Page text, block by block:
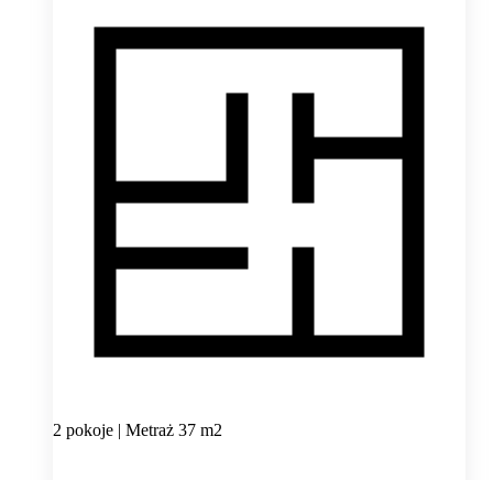
2 pokoje | Metraż 37 m2